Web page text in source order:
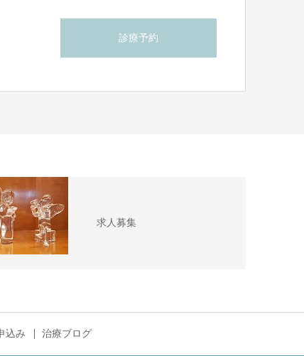
診療予約
求人募集
込み 治療ブログ